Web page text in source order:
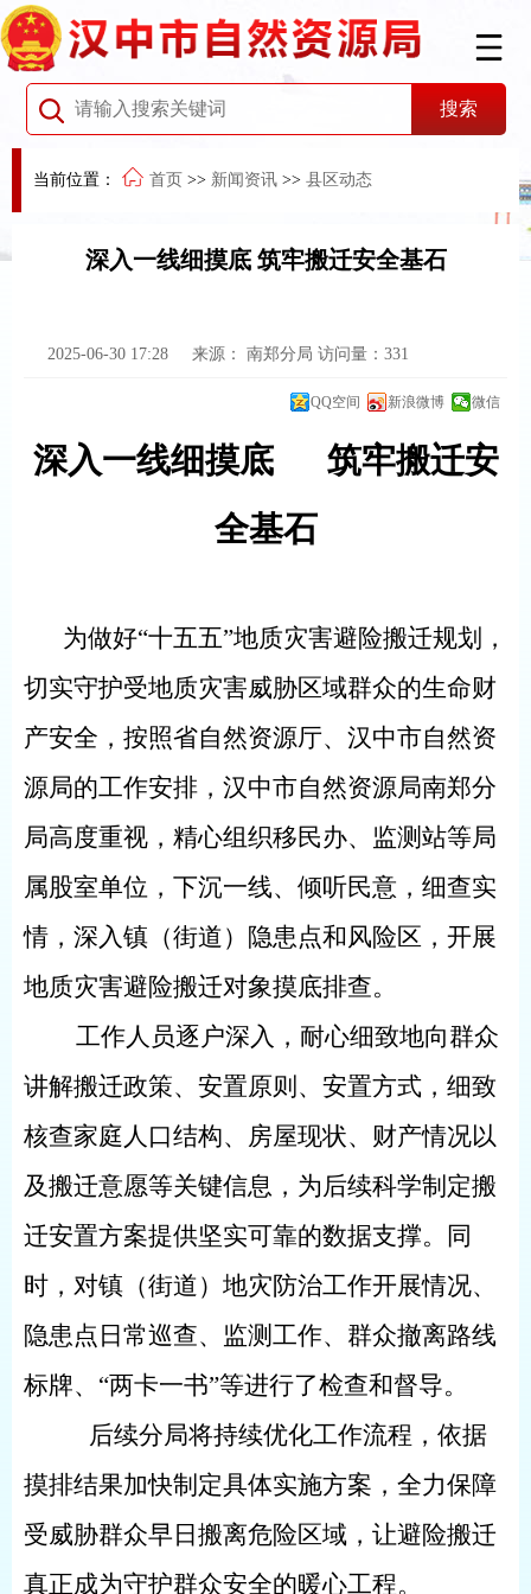
当前位置： 首页 >> 新闻资讯 >> 县区动态
深入一线细摸底 筑牢搬迁安全基石
2025-06-30 17:28 来源： 南郑分局 访问量： 331
QQ空间 新浪微博 微信
深入一线细摸底
筑牢搬迁安
全基石
为做好“十五五”地质灾害避险搬迁规划，
切实守护受地质灾害威胁区域群众的生命财
产安全，按照省自然资源厅、汉中市自然资
源局的工作安排，汉中市自然资源局南郑分
局高度重视，精心组织移民办、监测站等局
属股室单位，下沉一线、倾听民意，细查实
情，深入镇（街道）隐患点和风险区，开展
地质灾害避险搬迁对象摸底排查。
工作人员逐户深入，耐心细致地向群众
讲解搬迁政策、安置原则、安置方式，细致
核查家庭人口结构、房屋现状、财产情况以
及搬迁意愿等关键信息，为后续科学制定搬
迁安置方案提供坚实可靠的数据支撑。同
时，对镇（街道）地灾防治工作开展情况、
隐患点日常巡查、监测工作、群众撤离路线
标牌、“两卡一书”等进行了检查和督导。
后续分局将持续优化工作流程，依据
摸排结果加快制定具体实施方案，全力保障
受威胁群众早日搬离危险区域，让避险搬迁
真正成为守护群众安全的暖心工程。